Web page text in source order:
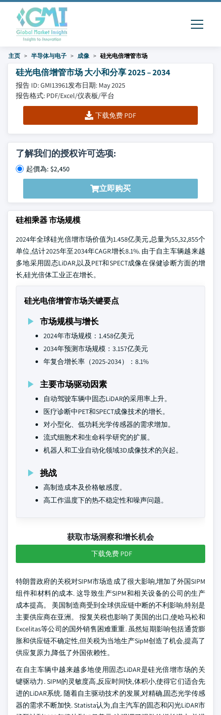
主页 半导体与电子 成像 硅光电倍增管市场
硅光电倍增管市场 大小和分享 2025 – 2034
报告 ID: GMI13961发布日期: May 2025
报告格式: PDF/Excel/仪表板/平台
下载免费 PDF
了解我们的授权许可选项:
起價為: $2,450
立即购买
硅相乘器 市场规模
2024年全球硅光倍增市场价值为1.458亿美元,总量为55,32,855个
单位,估计2025年至2034年CAGR增长8.1%. 由于自主车辆越来越
多地采用固态LiDAR,以及PET和SPECT成像在保健诊断方面的增
长,硅光倍体工业正在增长。
硅光电倍增管市场关键要点
市场规模与增长
2024年市场规模：1.458亿美元
2034年预测市场规模：3.157亿美元
年复合增长率（2025-2034）：8.1%
主要市场驱动因素
自动驾驶车辆中固态LiDAR的采用率上升。
医疗诊断中PET和SPECT成像技术的增长。
对小型化、低功耗光学传感器的需求增加。
流式细胞术和生命科学研究的扩展。
机器人和工业自动化领域3D成像技术的兴起。
挑战
高制造成本及价格敏感度。
高工作温度下的热不稳定性和噪声问题。
获取市场洞察和增长机会
下载免费 PDF
特朗普政府的关税对SIPM市场造成了很大影响,增加了外国SIPM
组件和材料的成本. 这导致生产SIPM和相关设备的公司的生产
成本提高。 美国制造商受到全球供应链中断的不利影响,特别是
主要供应商在亚洲。 报复关税也影响了美国的出口,使哈马松和
Excelitas等公司的国外销售困难重重. 虽然短期影响包括通货膨
胀和供应链不确定性,但关税为当地生产SipM创造了机会,提高了
供应复原力,降低了外国依赖性。
在自主车辆中越来越多地使用固态LiDAR是硅光倍增市场的关
键驱动力. SIPM的灵敏度高,反应时间快,体积小,使得它们适合先
进的LiDAR系统. 随着自主驱动技术的发展,对精确,固态光学传感
器的需求不断加快. Statista认为,自主汽车的固态和闪光LiDAR市